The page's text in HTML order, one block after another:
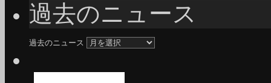
過去のニュース
過去のニュース